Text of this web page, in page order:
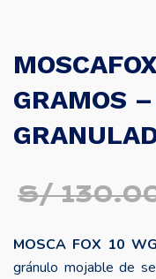
GRAMOS
S/
MOSCA FOX 10 WG
gránulo mojable de